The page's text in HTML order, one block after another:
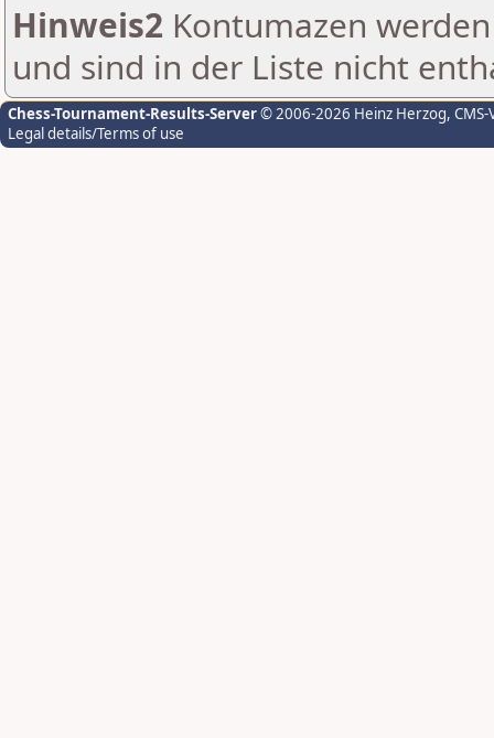
Hinweis2 Kontumazen
und sind in der Liste nicht
Chess-Tournament-Results-Server© 2006-2026 Heinz Herzog,
Legal details/Terms of use